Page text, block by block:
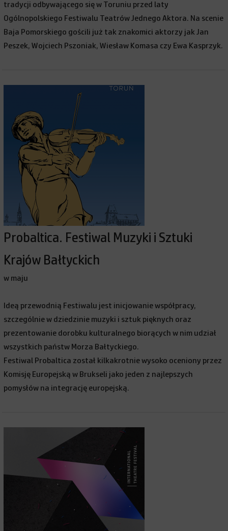
tradycji odbywającego się w Toruniu przed laty
Ogólnopolskiego Festiwalu Teatrów Jednego Aktora. Na scenie
Baja Pomorskiego gościli już tak znakomici aktorzy jak Jan
Peszek, Wojciech Pszoniak, Wiesław Komasa czy Ewa Kasprzyk.
Probaltica. Festiwal Muzyki i Sztuki
Krajów Bałtyckich
w maju
Ideą przewodnią Festiwalu jest inicjowanie współpracy,
szczególnie w dziedzinie muzyki i sztuk pięknych oraz
prezentowanie dorobku kulturalnego biorących w nim udział
wszystkich państw Morza Bałtyckiego.
Festiwal Probaltica został kilkakrotnie wysoko oceniony przez
Komisję Europejską w Brukseli jako jeden z najlepszych
pomysłów na integrację europejską.